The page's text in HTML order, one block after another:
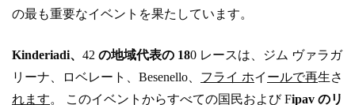
の最も重要なイベントを果たしています。
Kinderiadi、 42 の地域代表の 180 レースは、ジム ヴァラガ
リーナ、ロベレート、Besenello、 フライ ホイ ールで再生さ
れます。 このイベントからすべての国民および Fipav のリ